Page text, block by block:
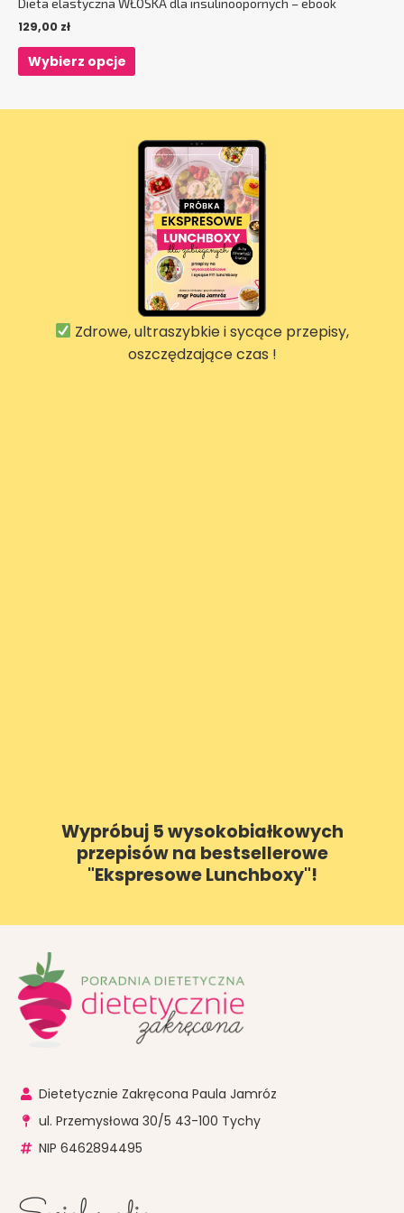
Dieta elastyczna WŁOSKA dla insulinoopornych – ebook
129,00 zł
Wybierz opcje
Wypróbuj 5 wysokobiałkowych
przepisów na bestsellerowe
"Ekspresowe Lunchboxy"!
Zdrowe, ultraszybkie i sycące przepisy,
oszczędzające czas !
Dietetycznie Zakręcona Paula Jamróz
ul. Przemysłowa 30/5 43-100 Tychy
NIP 6462894495